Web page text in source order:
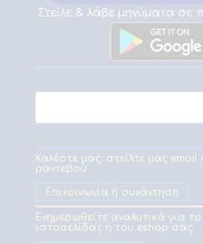
Στείλε & λάβε μηνύματα σε
Καλέστε μας, στείλτε μας email
ραντεβού
Επικοινωνία ή συνάντηση
Ενημερωθείτε αναλυτικά για
ιστοσελίδας ή του eshop σας